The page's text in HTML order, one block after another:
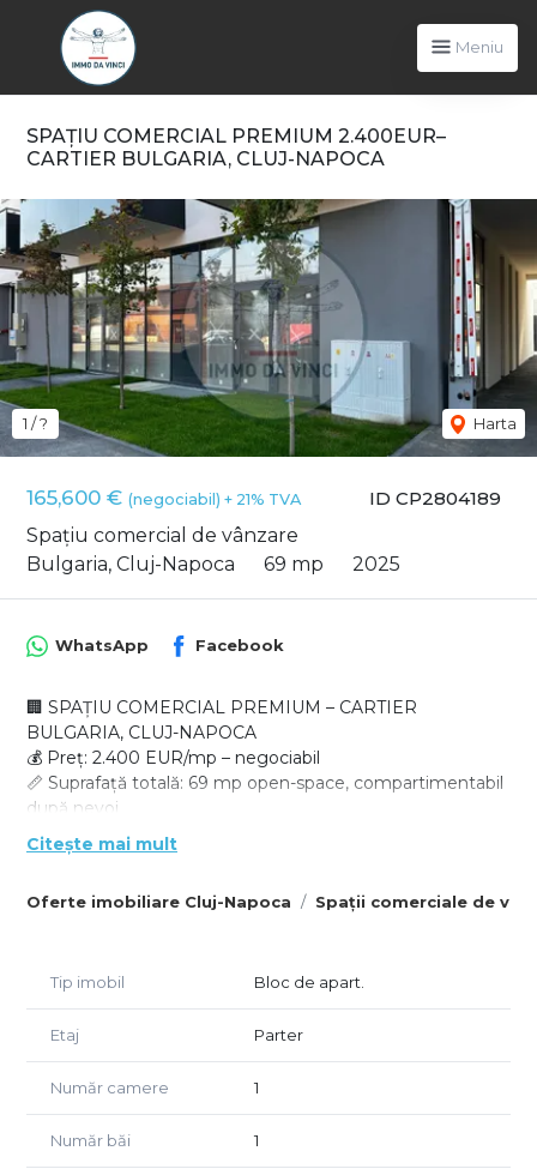
Meniu
SPAȚIU COMERCIAL PREMIUM 2.400EUR–
CARTIER BULGARIA, CLUJ-NAPOCA
ID CP2804189
165,600 € (negociabil) + 21% TVA
Spațiu comercial de vânzare
Bulgaria, Cluj-Napoca
69 mp 2025
1 / ? Harta
Next
Oferte imobiliare Cluj-Napoca Spații comerciale de
WhatsApp Facebook
🏢 SPAȚIU COMERCIAL PREMIUM – CARTIER
BULGARIA, CLUJ-NAPOCA
💰 Preț: 2.400 EUR/mp – negociabil
📏 Suprafață totală: 69 mp open-space, compartimentabil
după nevoi
🌟 Vitrină largă la stradă – expunere excelentă pentru
reclame și brand
intens
🚗 Parcare dedicată: 2 locuri disponibile contra cost –
raritate în zonă
✅ Investiție sigură, ideal și ca sediu propriu
Ideal pentru:
💆‍♂️ Saloane de înfrumusețare, spa-uri
Citește mai mult
Tip imobil Bloc de apart.
Etaj Parter
Număr camere 1
Număr băi 1